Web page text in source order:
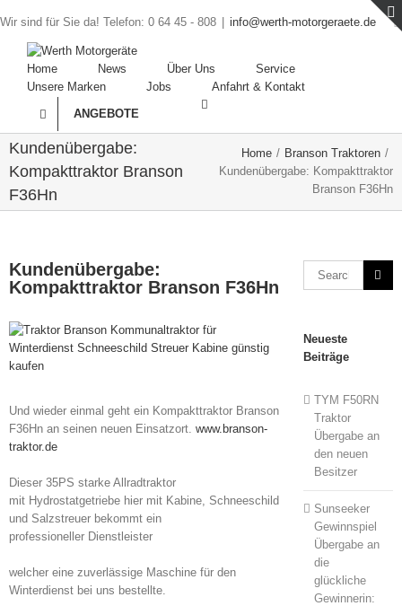
Wir sind für Sie da! Telefon: 0 64 45 - 808 info@werth-motorgeraete.de
Home News Über Uns
Service
Unsere Marken
Jobs
Anfahrt & Kontakt
ANGEBOTE
Kundenübergabe:
Kompakttraktor Branson
F36Hn
Home / Branson Traktoren /
Kundenübergabe: Kompakttraktor
Branson F36Hn
Kundenübergabe:
Kompakttraktor Branson F36Hn
View
Larger
Image
Und wieder einmal geht ein Kompakttraktor Branson
F36Hn an seinen neuen Einsatzort. www.branson-
traktor.de
Dieser 35PS starke Allradtraktor
mit Hydrostatgetriebe hier mit Kabine, Schneeschild
und Salzstreuer bekommt ein
professioneller Dienstleister
welcher eine zuverlässige Maschine für den
Winterdienst bei uns bestellte.
Neueste
Beiträge
TYM F50RN
Traktor
Übergabe an
den neuen
Besitzer
Sunseeker
Gewinnspiel
Übergabe an
die
glückliche
Gewinnerin: